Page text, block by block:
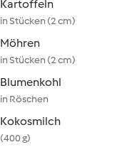
Kartoffeln
in Stücken (2 cm)
Möhren
in Stücken (2 cm)
Blumenkohl
in Röschen
Kokosmilch
(400 g)